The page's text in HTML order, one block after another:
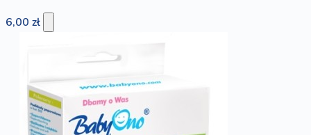
6,00 zł